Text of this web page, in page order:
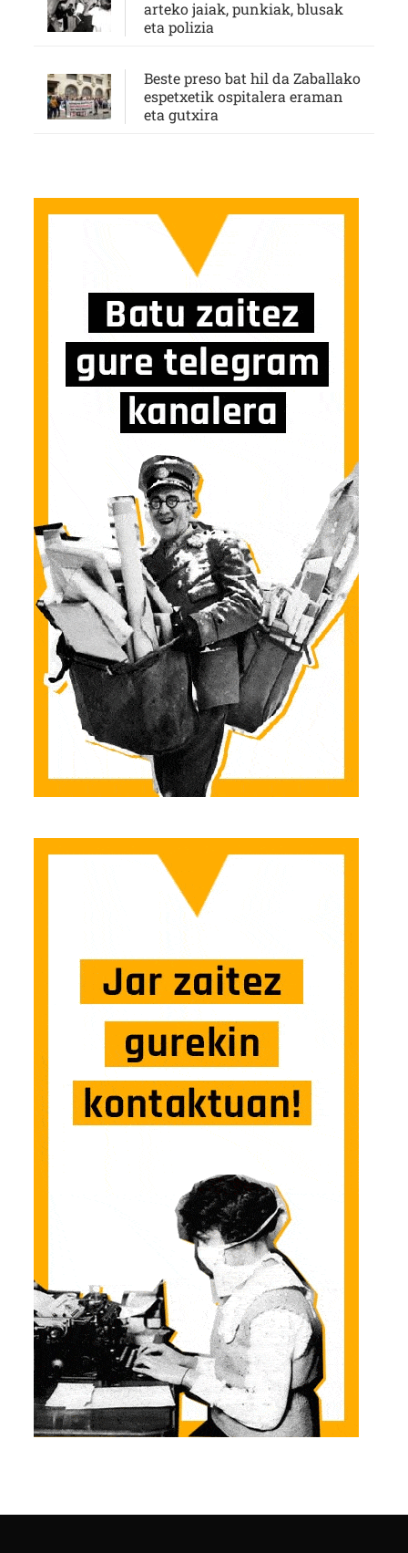
arteko jaiak, punkiak, blusak
eta polizia
Beste preso bat hil da Zaballako
espetxetik ospitalera eraman
eta gutxira